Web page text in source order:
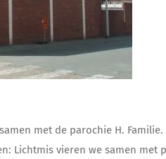
met de parochie H.
Lichtmis vieren we samen